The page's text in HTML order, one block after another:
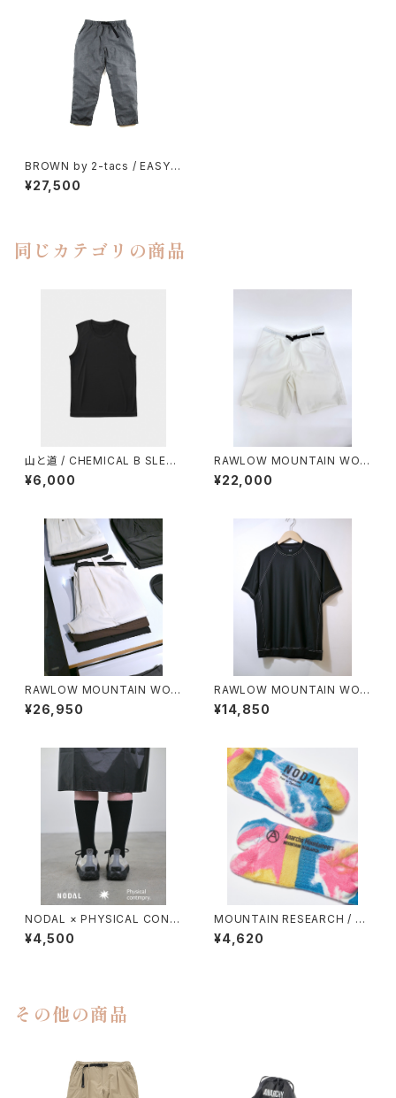
BROWN by 2-tacs / EASY P
ANTS
¥27,500
同じカテゴリの商品
山と道 / CHEMICAL B SLEEV
ELESS（MEN）
¥6,000
RAWLOW MOUNTAIN WOR
KS / HIKER GURKHA PANTS
¥22,000
RAWLOW MOUNTAIN WOR
KS / HIKER BAKER PANTS
¥26,950
RAWLOW MOUNTAIN WOR
KS / DAD LITE CREW
¥14,850
NODAL × PHYSICAL CONT
MPRY.
¥4,500
MOUNTAIN RESEARCH / TI
E DYE TABI
¥4,620
その他の商品